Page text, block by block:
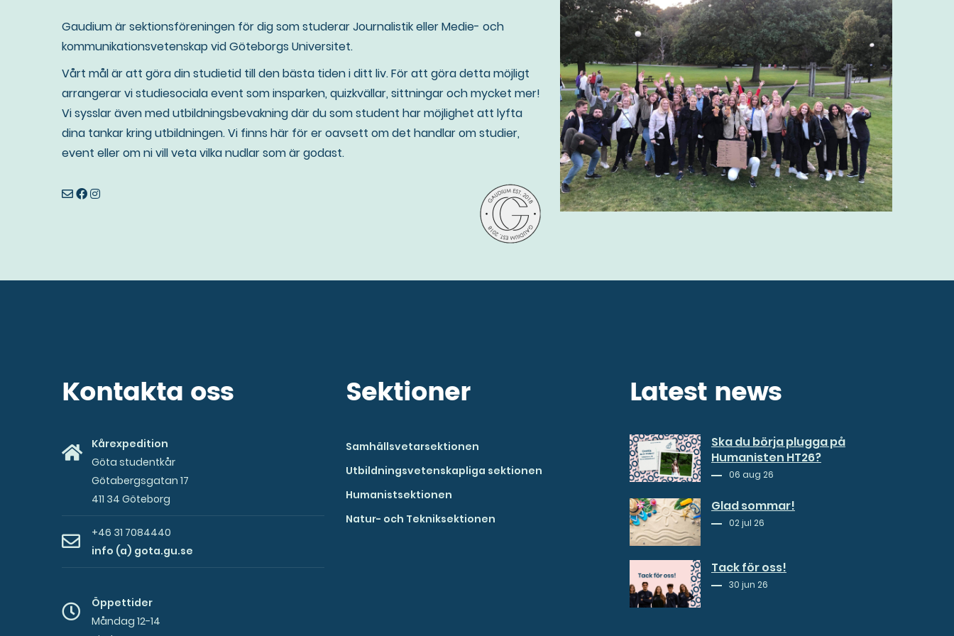
Gaudium är sektionsföreningen för dig som studerar Journalistik eller Medie- och
kommunikationsvetenskap vid Göteborgs Universitet.
Vårt mål är att göra din studietid till den bästa tiden i ditt liv. För att göra detta möjligt
arrangerar vi studiesociala event som insparken, quizkvällar, sittningar och mycket mer!
Vi sysslar även med utbildningsbevakning där du som student har möjlighet att lyfta
dina tankar kring utbildningen. Vi finns här för er oavsett om det handlar om studier,
event eller om ni vill veta vilka nudlar som är godast.
Kontakta oss
Kårexpedition
Göta studentkår
Götabergsgatan 17
411 34 Göteborg
+46 31 7084440
info (a) gota.gu.se
Öppettider
Måndag 12-14
Sektioner
Samhällsvetarsektionen
Utbildningsvetenskapliga sektionen
Humanistsektionen
Natur- och Tekniksektionen
Latest news
Ska du börja plugga på
Humanisten HT26?
06 aug 26
Glad sommar!
02 jul 26
Tack för oss!
30 jun 26